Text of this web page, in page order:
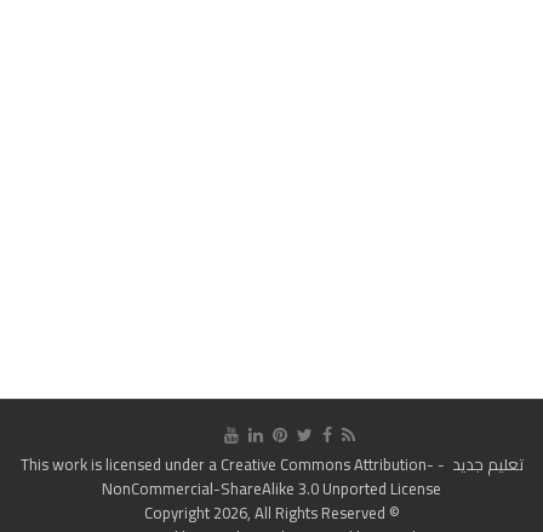
تعليم جديد - This work is licensed under a
Creative Commons Attribution-
NonCommercial-ShareAlike 3.0 Unported License
© Copyright 2026, All Rights Reserved